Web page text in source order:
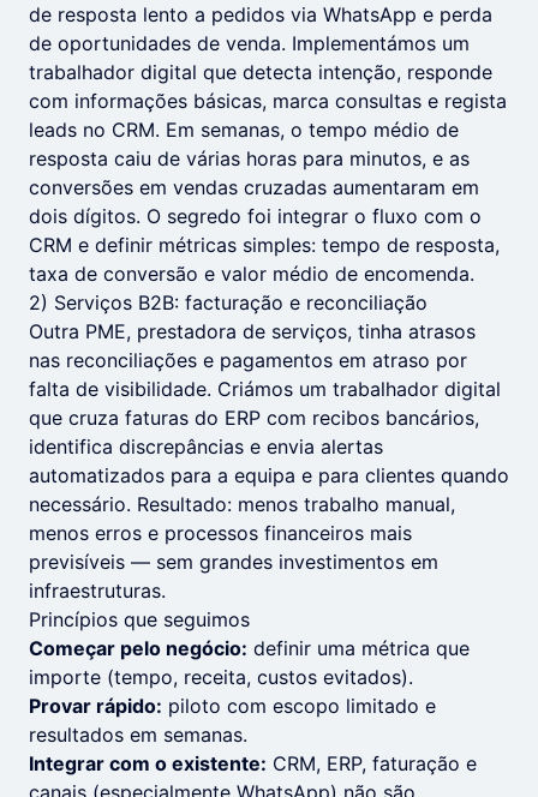
de resposta lento a pedidos via WhatsApp e perda
de oportunidades de venda. Implementámos um
trabalhador digital que detecta intenção, responde
com informações básicas, marca consultas e regista
leads no CRM. Em semanas, o tempo médio de
resposta caiu de várias horas para minutos, e as
conversões em vendas cruzadas aumentaram em
dois dígitos. O segredo foi integrar o fluxo com o
CRM e definir métricas simples: tempo de resposta,
taxa de conversão e valor médio de encomenda.
2) Serviços B2B: facturação e reconciliação
Outra PME, prestadora de serviços, tinha atrasos
nas reconciliações e pagamentos em atraso por
falta de visibilidade. Criámos um trabalhador digital
que cruza faturas do ERP com recibos bancários,
identifica discrepâncias e envia alertas
automatizados para a equipa e para clientes quando
necessário. Resultado: menos trabalho manual,
menos erros e processos financeiros mais
previsíveis — sem grandes investimentos em
infraestruturas.
Princípios que seguimos
Começar pelo negócio: definir uma métrica que
importe (tempo, receita, custos evitados).
Provar rápido: piloto com escopo limitado e
resultados em semanas.
Integrar com o existente: CRM, ERP, faturação e
canais (especialmente WhatsApp) não são